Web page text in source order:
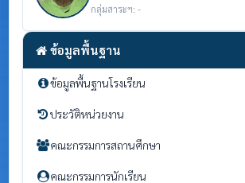
ข้อมูลพื้นฐาน
ข้อมูลพื้นฐานโรงเรียน
ประวัติหน่วยงาน
คณะกรรมการสถานศึกษา
คณะกรรมการนักเรียน
กลุ่มสาระฯ: -